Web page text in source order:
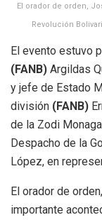
El orador de orden,
Revolución
El evento estuvo
(FANB) Argildas
y jefe de Estado
división (FANB)
de la Zodi
Despacho de la
López, en
El orador de
importante